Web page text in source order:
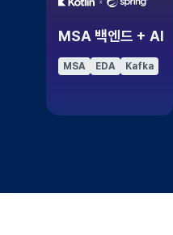
MSA 백엔드 + AI
MSA EDA Kafka